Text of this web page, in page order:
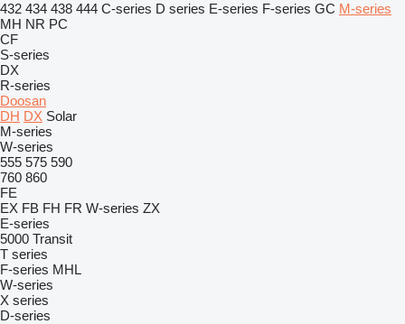
432 434 438 444 C-series D series E-series F-series GC M-series
MH NR PC
CF
S-series
DX
R-series
Doosan
DH DX Solar
M-series
W-series
555 575 590
760 860
FE
EX FB FH FR W-series ZX
E-series
5000 Transit
T series
F-series MHL
W-series
X series
D-series